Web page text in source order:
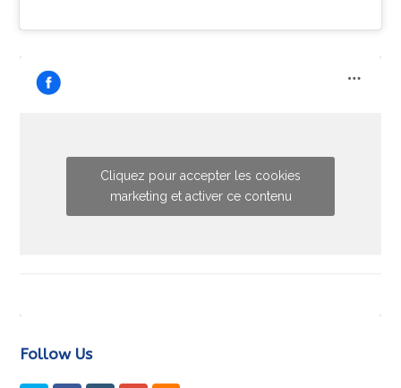
Cliquez pour accepter les cookies
marketing et activer ce contenu
Follow Us